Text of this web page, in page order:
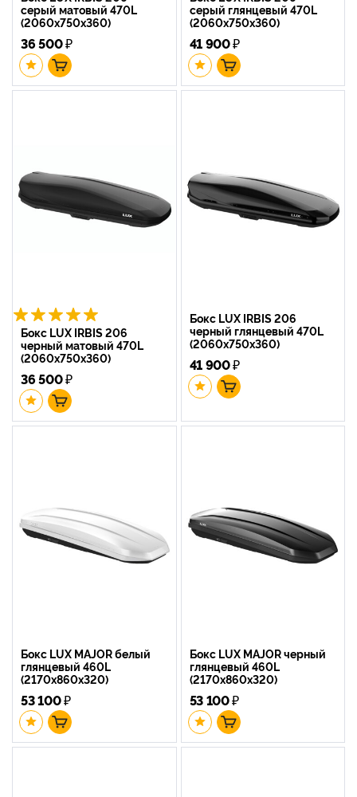
серый матовый 470L
(2060х750х360)
36 500₽
серый глянцевый 470L
(2060х750х360)
41 900₽
Бокс LUX IRBIS 206
черный матовый 470L
(2060х750х360)
36 500₽
Бокс LUX IRBIS 206
черный глянцевый 470L
(2060х750х360)
41 900₽
Бокс LUX MAJOR белый
глянцевый 460L
(2170х860х320)
53 100₽
Бокс LUX MAJOR черный
глянцевый 460L
(2170х860х320)
53 100₽